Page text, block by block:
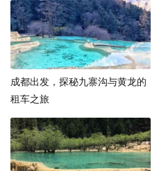
成都出发，探秘九寨沟与黄龙的
租车之旅